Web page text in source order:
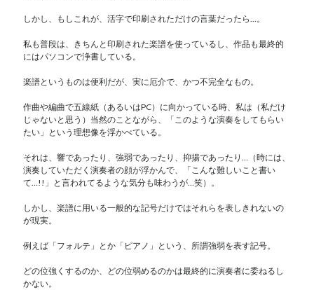
しかし、もしこれが、活字で印刷されただけの言葉だったら…。
私も普段は、きちんと印刷された楽譜を使っているし、作品も最終的
にはパソコンで浄書している。
楽譜というものは便利だが、実に厄介で、かつ不完全なもの。
作曲や編曲で五線紙（あるいはPC）に向かっている時、私は（私だけ
じゃないと思う）当然のことながら、「このような演奏をしてもらい
たい」という理想像を浮かべている。
それは、響であったり、強弱であったり、抑揚であったり…（時には、
演奏していただく演奏者の顔が浮かんで、「こんな難しいこと書い
て…!!」と言われてるような気分も味わうが…笑）。
しかし、楽譜に用いる一般的な記号だけではそれらを表しきれないの
が現実。
例えば「フォルテ」とか「ピアノ」という、所謂強弱を表す記号。
どの位強くするのか、どの位弱めるのかは最終的に演奏者に委ねるし
かない。